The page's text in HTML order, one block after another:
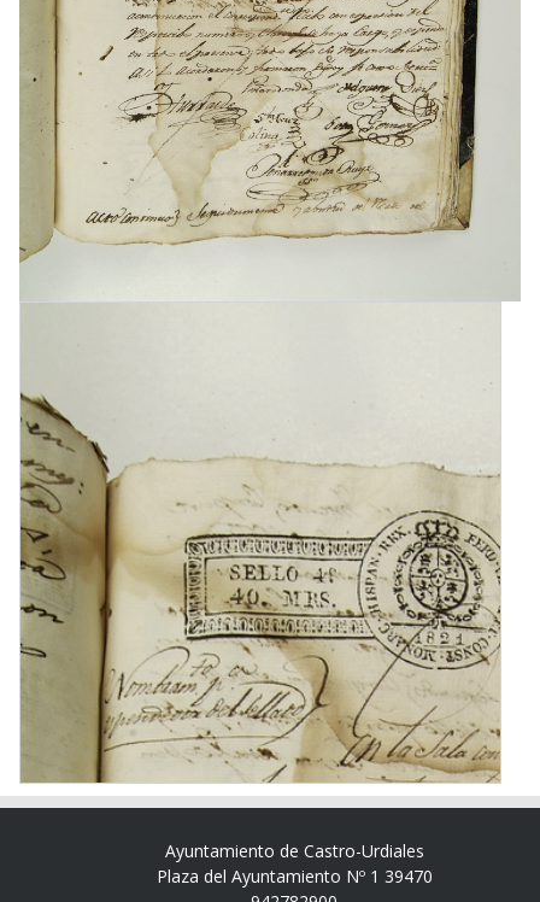
Ayuntamiento de Castro-Urdiales
Plaza del Ayuntamiento Nº 1 39470